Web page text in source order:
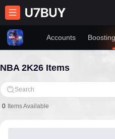
Accounts Boosting
NBA 2K26 Items
Search
0 Items Available